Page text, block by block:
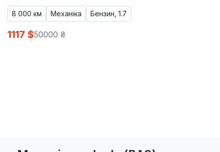
8 000 км Механіка Бензин, 1.7
1117 $50000 ₴